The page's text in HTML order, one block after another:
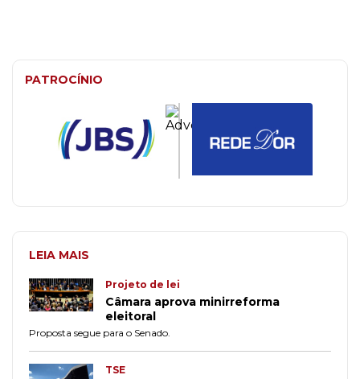
PATROCÍNIO
LEIA MAIS
Projeto de lei
Câmara aprova minirreforma
eleitoral
Proposta segue para o Senado.
TSE